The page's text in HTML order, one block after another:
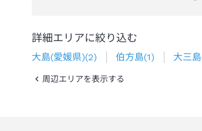
詳細エリアに絞り込む
大島(愛媛県)(2) 伯方島(1) 大三島
周辺エリアを表示する